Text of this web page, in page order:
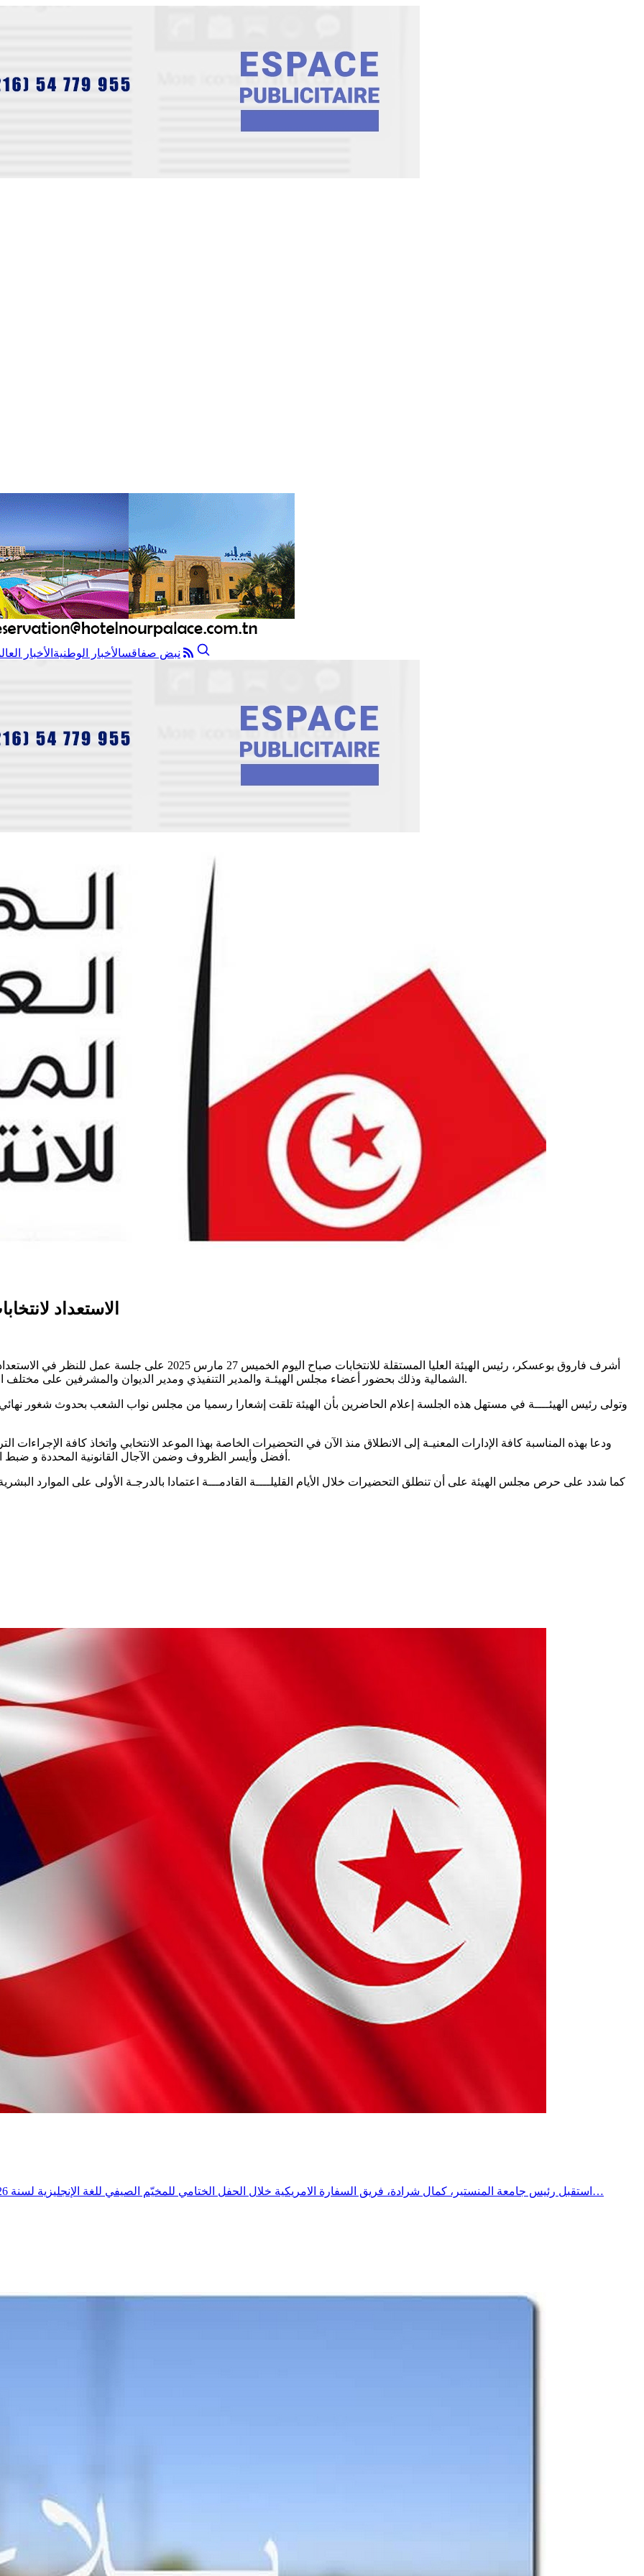
نبض صفاقسالأخبار الوطنية الأخبار
الاستعداد
أشرف فاروق بوعسكر، رئيس الهيئة العليا المستقلة للانتخابات
الشمالية وذلك بحضور أعضاء مجلس الهيئـة والمدير التنفيذي ومدير الديوان والمشرفين على مختلف الإدارات المركزية المعنيــــة بالهيئـــة والمديرة الجهويـة للهيئة ببنزرت.
وتولى رئيس الهيئــــة في مستهل هذه الجلسة إعلام الحاضرين بأن الهيئة تلقت إشعارا رسميا من مجلس نواب الشعب بحدوث شغور نهائي
ودعا بهذه المناسبة كافة الإدارات المعنيـة إلى الانطلاق منذ الآن في التحضيرات الخاصة بهذا الموعد الانتخابي واتخاذ كافة الإجراءات
أفضل وأيسر الظروف وضمن الآجال القانونية المحددة و ضبط المخطط العملياتي والخطة الاتصالية المناسبة لضمان نجاح هذا الموعد.
كما شدد على حرص مجلس الهيئة على أن تنطلق التحضيرات خلال الأيام القليلــــة القادمـــة اعتمادا بالدرجـة الأولى على الموارد
استقبل رئيس جامعة المنستير، كمال شرادة، فريق السفارة الامريكية خلال الحفل الختامي للمخيّم الصيفي للغة الإنجليزية لسنة 2026، الذي احتضنته قرية اللغات بالمهدية.ومنذ سنة 2024، تدعم سفارة…